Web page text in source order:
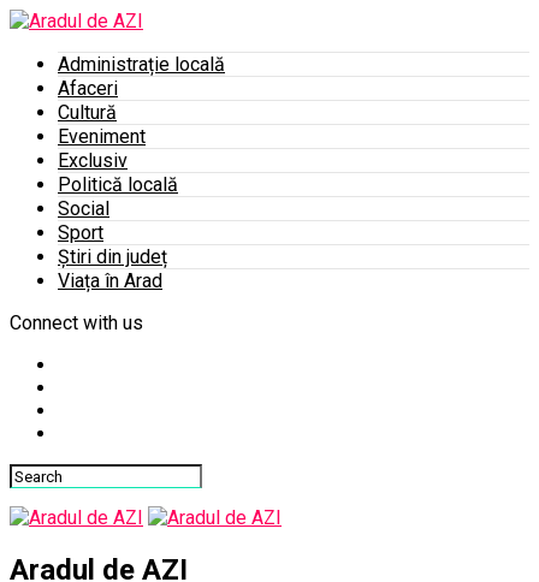
Administrație locală
Afaceri
Cultură
Eveniment
Exclusiv
Politică locală
Social
Sport
Știri din județ
Viața în Arad
Connect with us
Aradul de AZI